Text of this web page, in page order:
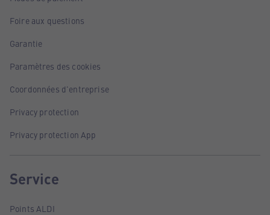
Foire aux questions
Garantie
Paramètres des cookies
Coordonnées d'entreprise
Privacy protection
Privacy protection App
Service
Points ALDI